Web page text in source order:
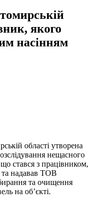
якого
насінням
області утворена
нещасного
стався з працівником,
та надавав ТОВ
та очищення
на об’єкті.